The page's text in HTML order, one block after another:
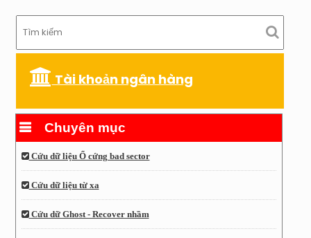
Tài khoản ngân hàng
Chuyên mục
Cứu dữ liệu Ổ cứng bad sector
Cứu dữ liệu từ xa
Cứu dữ Ghost - Recover nhầm